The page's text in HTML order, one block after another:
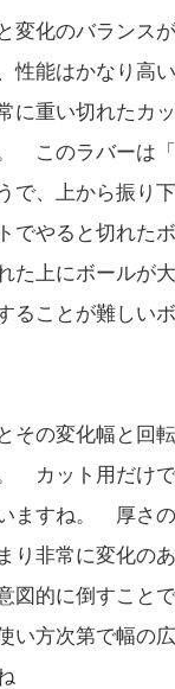
変化のバランス
性能はかなり高
に重い切れたカ
このラバーは「
で、上から振り
でやると切れた
上にボールが
ることが難しい
その変化幅と回
カット用だけ
ますね。 厚さ
り非常に変化の
的に倒すこと
い方次第で幅の